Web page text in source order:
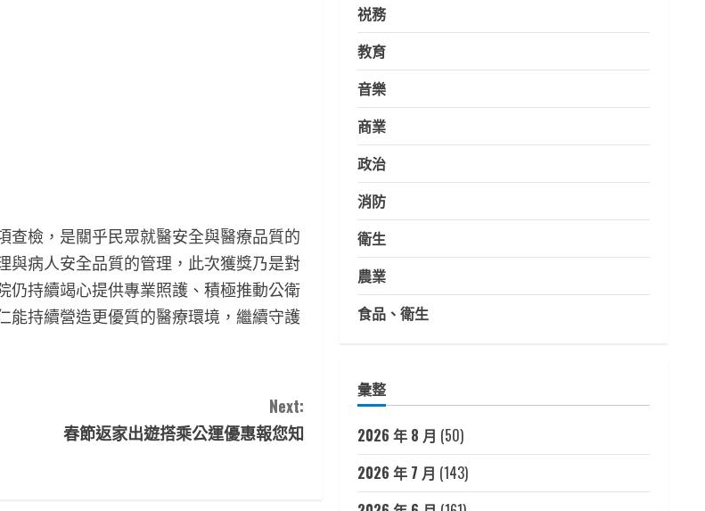
查檢，是關乎民眾就醫安全與醫療品質的
與病人安全品質的管理，此次獲獎乃是對
仍持續竭心提供專業照護、積極推動公衛
能持續營造更優質的醫療環境，繼續守護
Next:
春節返家出遊搭乘公運優惠報您知
祱務
教育
音樂
商業
政治
消防
衛生
農業
食品、衛生
彙整
2026 年 8 月 (50)
2026 年 7 月 (143)